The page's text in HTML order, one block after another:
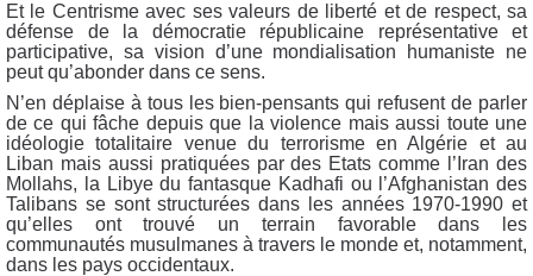
Et le Centrisme avec ses valeurs de liberté et de respect, sa
défense de la démocratie républicaine représentative et
participative, sa vision d’une mondialisation humaniste ne
peut qu’abonder dans ce sens.
N’en déplaise à tous les bien-pensants qui refusent de parler
de ce qui fâche depuis que la violence mais aussi toute une
idéologie totalitaire venue du terrorisme en Algérie et au
Liban mais aussi pratiquées par des Etats comme l’Iran des
Mollahs, la Libye du fantasque Kadhafi ou l’Afghanistan des
Talibans se sont structurées dans les années 1970-1990 et
qu’elles ont trouvé un terrain favorable dans les
communautés musulmanes à travers le monde et, notamment,
dans les pays occidentaux.